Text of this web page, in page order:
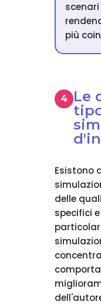
più
Le
Esistono
delle
specifici